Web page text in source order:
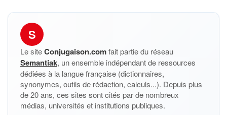
S
Le siteConjugaison.comfait partie du réseau
Semantiak, un ensemble indépendant de ressources
dédiées à la langue française (dictionnaires,
synonymes, outils de rédaction, calculs...). Depuis plus
de 20 ans, ces sites sont cités par de nombreux
médias, universités et institutions publiques.